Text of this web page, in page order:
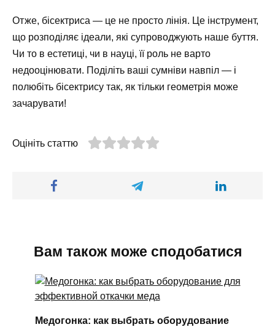
Отже, бісектриса — це не просто лінія. Це інструмент,
що розподіляє ідеали, які супроводжують наше буття.
Чи то в естетиці, чи в науці, її роль не варто
недооцінювати. Поділіть ваші сумніви навпіл — і
полюбіть бісектрису так, як тільки геометрія може
зачарувати!
Оцініть статтю
Вам також може сподобатися
Медогонка: как выбрать оборудование